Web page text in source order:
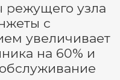
режущего узла
с
увеличивает
на 60% и